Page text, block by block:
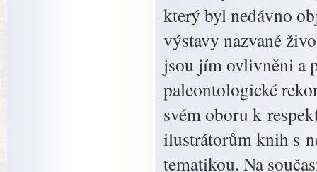
který byl nedávno
výstavy nazvané
jsou jím ovlivněni a
paleontologické
svém oboru k
ilustrátorům knih s
tematikou. Na